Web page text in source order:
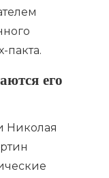
пакта.
его
Николая